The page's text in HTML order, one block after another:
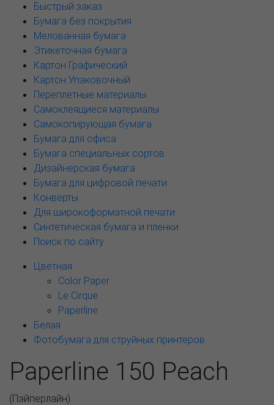
Быстрый заказ
Бумага без покрытия
Мелованная бумага
Этикеточная бумага
Картон Графический
Картон Упаковочный
Переплетные материалы
Самоклеящиеся материалы
Самокопирующая бумага
Бумага для офиса
Бумага специальных сортов
Дизайнерская бумага
Бумага для цифровой печати
Конверты
Для широкоформатной печати
Синтетическая бумага и пленки
Поиск по сайту
Цветная
Color Paper
Le Cirque
Paperline
Белая
Фотобумага для струйных принтеров
Paperline 150 Peach
(Пэйперлайн)